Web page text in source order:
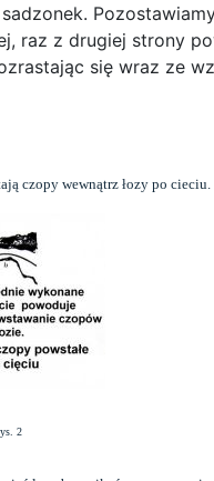
raz z drugiej strony
się wraz ze
czopy wewnątrz łozy po cieciu.
2